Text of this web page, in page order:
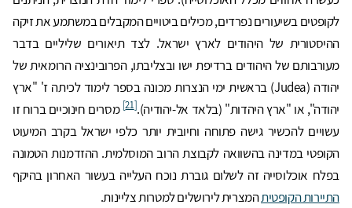
לקופטים בשיעורים נפרדים, מכילים ביטויים המקבלים במשתמע את זיקה
ההיסטורית של היהודים לארץ ישראל. לצד תיאורים שליליים בדבר
מעורבותם של היהודים ברדיפת ישו ובצליבתו, הפרובינציה הרומאית של
יהודה (Judea) בראשית ימי הנצרות מכונה בספר לימוד לכיתה ז' "ארץ
יהודה", או "ארץ היהדות" (בלאד אל-יהודיה).[21]
מסרים חינוכיים ברוח זו
עשויים להכשיר גישה פתוחה וחיובית יותר כלפי ישראל בקרב המיעוט
הקופטי במדינה בהשוואה לקבוצת הרוב המוסלמית. ההזדמנות הטמונה
בפלח אוכלוסייה זה לשלום גוברת נוכח העלייה בעשור האחרון בהיקף
התיירות הקופטיתהמצרית לירושלים למטרות צליינות.